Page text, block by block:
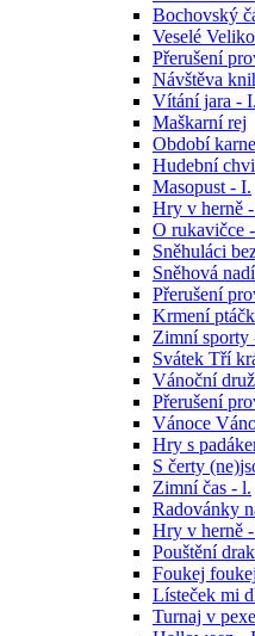
Bochovský
Veselé
Přerušení
Návštěva
Vítání jara - I.
Maškarní rej
Období
Hudební
Masopust - I.
Hry v herně
O rukavičce
Sněhuláci
Sněhová
Přerušení
Krmení
Zimní sporty
Svátek Tří
Vánoční
Přerušení
Vánoce
Hry s
S čerty
Zimní čas - l.
Radovánky
Hry v herně
Pouštění
Foukej
Lísteček mi
Turnaj v